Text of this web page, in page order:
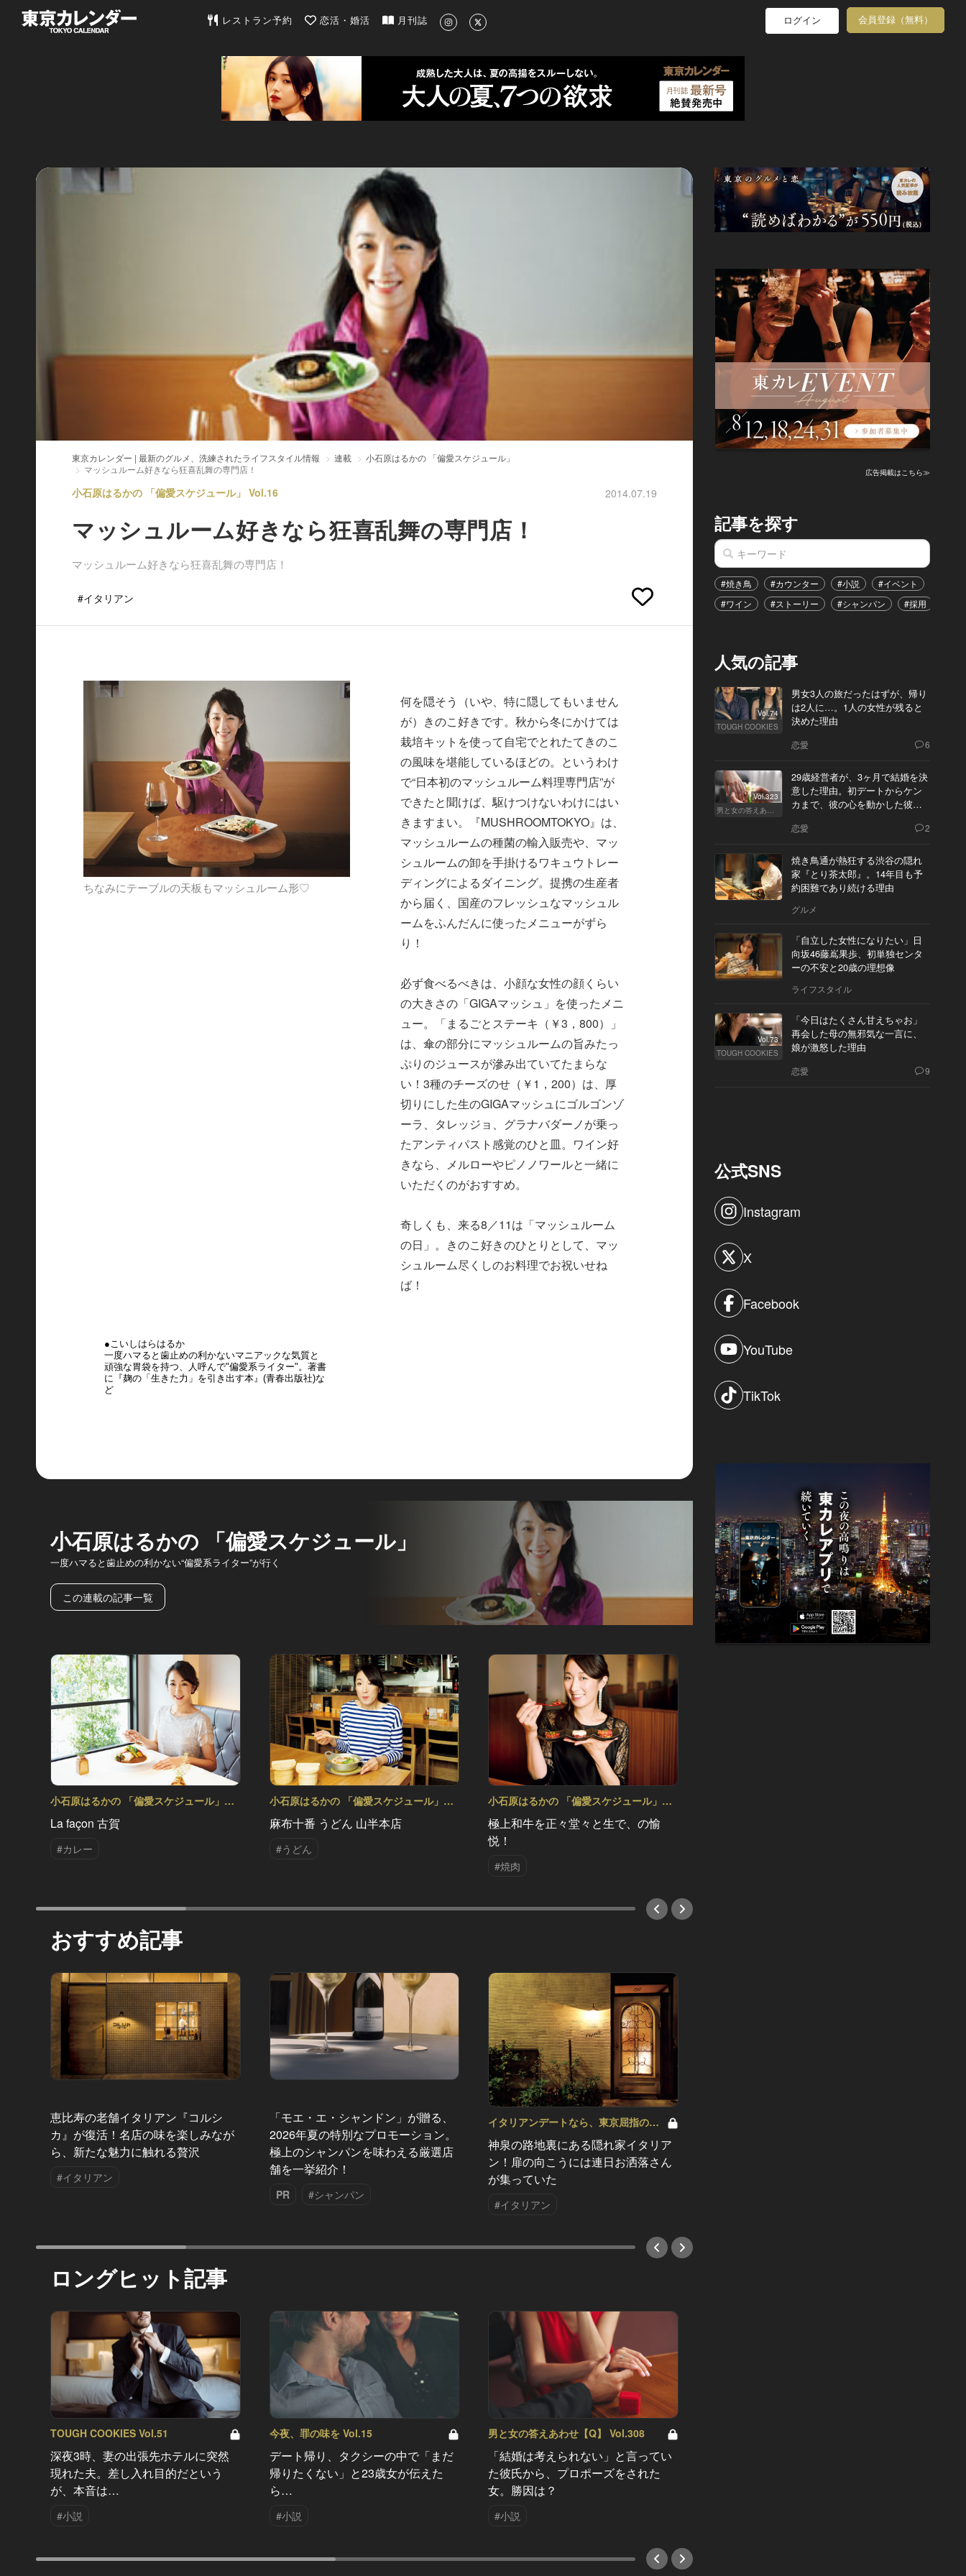
東京カレンダー | 最新のグルメ、洗練されたライフスタイル情報
レストラン予約 恋活・婚活 月刊誌 ログイン 会員登録（無料）
東京カレンダー | 最新のグルメ、洗練されたライフスタイル情報 連載
小石原はるかの 「偏愛スケジュール」
マッシュルーム好きなら狂喜乱舞の専門店！
小石原はるかの 「偏愛スケジュール」 Vol.16 2014.07.19
マッシュルーム好きなら狂喜乱舞の専門店！
マッシュルーム好きなら狂喜乱舞の専門店！
#イタリアン
ちなみにテーブルの天板もマッシュルーム形♡
何を隠そう（いや、特に隠してもいません
が）きのこ好きです。秋から冬にかけては
栽培キットを使って自宅でとれたてきのこ
の風味を堪能しているほどの。というわけ
で“日本初のマッシュルーム料理専門店”が
できたと聞けば、駆けつけないわけにはい
きますまい。『MUSHROOMTOKYO』は、
マッシュルームの種菌の輸入販売や、マッ
シュルームの卸を手掛けるワキュウトレー
ディングによるダイニング。提携の生産者
から届く、国産のフレッシュなマッシュル
ームをふんだんに使ったメニューがずら
り！
必ず食べるべきは、小顔な女性の顔くらい
の大きさの「GIGAマッシュ」を使ったメニ
ュー。「まるごとステーキ（￥3，800）」
は、傘の部分にマッシュルームの旨みたっ
ぷりのジュースが滲み出ていてたまらな
い！3種のチーズのせ（￥1，200）は、厚
切りにした生のGIGAマッシュにゴルゴンゾ
ーラ、タレッジョ、グラナバダーノが乗っ
たアンティパスト感覚のひと皿。ワイン好
きなら、メルローやピノノワールと一緒に
いただくのがおすすめ。
奇しくも、来る8／11は「マッシュルーム
の日」。きのこ好きのひとりとして、マッ
シュルーム尽くしのお料理でお祝いせね
ば！
●こいしはらはるか
一度ハマると歯止めの利かないマニアックな気質と
頑強な胃袋を持つ、人呼んで"偏愛系ライター"。著書
に『麹の「生きた力」を引き出す本』(青春出版社)な
ど
小石原はるかの 「偏愛スケジュール」
一度ハマると歯止めの利かない“偏愛系ライター”が行く
この連載の記事一覧
小石原はるかの 「偏愛スケジュール」
La façon 古賀
#カレー
小石原はるかの 「偏愛スケジュール」
Vol.14
麻布十番 うどん 山半本店
#うどん
小石原はるかの 「偏愛スケジュール」
Vol.13
極上和牛を正々堂々と生で、の愉
悦！
#焼肉
おすすめ記事
恵比寿の老舗イタリアン『コルシ
カ』が復活！名店の味を楽しみなが
ら、新たな魅力に触れる贅沢
#イタリアン
「モエ・エ・シャンドン」が贈る、
2026年夏の特別なプロモーション。
極上のシャンパンを味わえる厳選店
舗を一挙紹介！
PR #シャンパン
イタリアンデートなら、東京屈指の美
味しい人気店へ Vol.1
神泉の路地裏にある隠れ家イタリア
ン！扉の向こうには連日お洒落さん
が集っていた
#イタリアン
ロングヒット記事
TOUGH COOKIES Vol.51
深夜3時、妻の出張先ホテルに突然
現れた夫。差し入れ目的だという
が、本音は…
#小説
今夜、罪の味を Vol.15
デート帰り、タクシーの中で「まだ
帰りたくない」と23歳女が伝えた
ら…
#小説
男と女の答えあわせ【Q】 Vol.308
「結婚は考えられない」と言ってい
た彼氏から、プロポーズをされた
女。勝因は？
#小説
広告掲載はこちら≫
記事を探す
#焼き鳥 #カウンター #小説 #イベント
#ワイン
#ストーリー #シャンパン #採用
人気の記事
Vol.74
TOUGH COOKIES
男女3人の旅だったはずが、帰り
は2人に…。1人の女性が残ると
決めた理由
恋愛 6
Vol.323
男と女の答えあわせ【Q】
29歳経営者が、3ヶ月で結婚を決
意した理由。初デートからケン
カまで、彼の心を動かした彼女
恋愛 2
焼き鳥通が熱狂する渋谷の隠れ
家『とり茶太郎』。14年目も予
約困難であり続ける理由
グルメ
「自立した女性になりたい」日
向坂46藤嶌果歩、初単独センタ
ーの不安と20歳の理想像
ライフスタイル
Vol.73
TOUGH COOKIES
「今日はたくさん甘えちゃお」
再会した母の無邪気な一言に、
娘が激怒した理由
恋愛 9
公式SNS
Instagram
X
Facebook
YouTube
TikTok